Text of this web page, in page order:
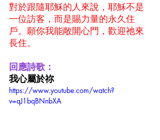
對於跟隨耶穌的人來說，耶穌不是
一位訪客，而是賜力量的永久住
戶。願你我能敞開心門，歡迎祂來
長住。
回應詩歌：
我心屬於祢
https://www.youtube.com/watch?
v=qJ1bqBNnbXA